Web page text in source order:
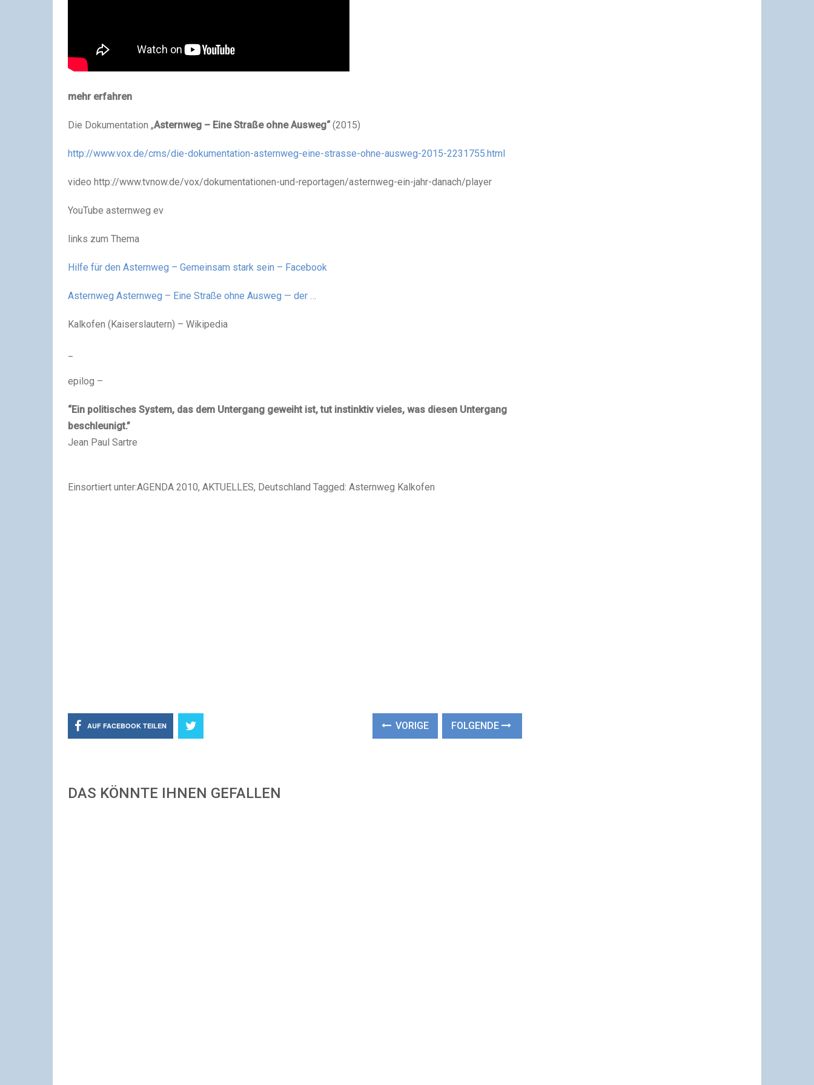
mehr erfahren
Die Dokumentation „Asternweg – Eine Straße ohne Ausweg“(2015)
http://www.vox.de/cms/die-dokumentation-asternweg-eine-strasse-ohne-ausweg-2015-2231755.html
video http://www.tvnow.de/vox/dokumentationen-und-reportagen/asternweg-ein-jahr-danach/player
YouTube asternweg ev
links zum Thema
Hilfe für den Asternweg – Gemeinsam stark sein – Facebook
Asternweg Asternweg – Eine Straße ohne Ausweg — der …
Kalkofen (Kaiserslautern) – Wikipedia
epilog –
“Ein politisches System, das dem Untergang geweiht ist, tut instinktiv vieles, was diesen Untergang
beschleunigt.”
Jean Paul Sartre
Einsortiert unter:AGENDA 2010, AKTUELLES, Deutschland Tagged: Asternweg Kalkofen
AUF FACEBOOK TEILEN VORIGE FOLGENDE
DAS KÖNNTE IHNEN GEFALLEN